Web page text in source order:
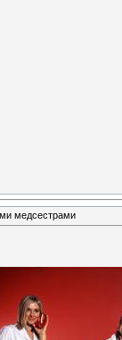
медсестрами